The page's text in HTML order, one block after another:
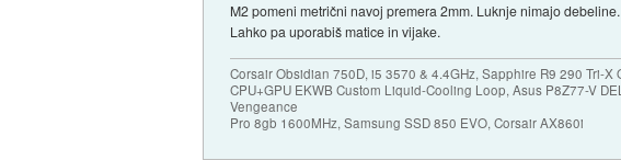
M2 pomeni metrični navoj premera 2mm. Luknje nimajo
Lahko pa uporabiš matice in vijake.
Corsair Obsidian 750D, i5 3570 & 4.4GHz, Sapphire R9 290 Tri-X
CPU+GPU EKWB Custom Liquid-Cooling Loop, Asus P8Z77-V
Vengeance
Pro 8gb 1600MHz, Samsung SSD 850 EVO, Corsair AX860i